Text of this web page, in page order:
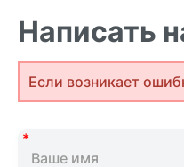
Написать
Если возникает